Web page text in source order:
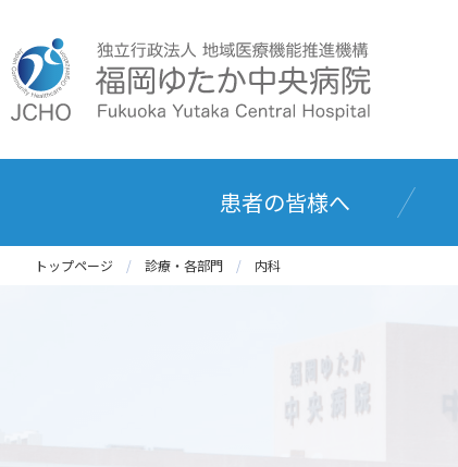
患者の皆様へ
トップページ 診療・各部門 内科